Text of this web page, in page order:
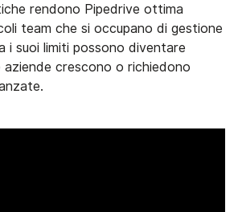
rendono Pipedrive ottima
team che si occupano di gestione
i suoi limiti possono diventare
crescono o richiedono